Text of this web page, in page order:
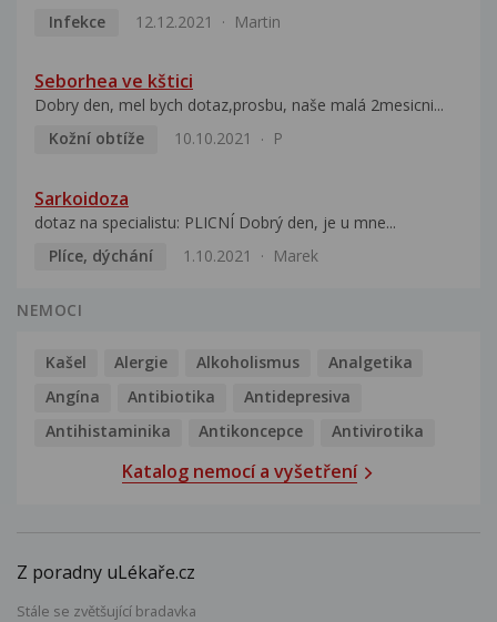
Infekce
12.12.2021 Martin
Seborhea ve kštici
Dobry den, mel bych dotaz,prosbu, naše malá 2mesicni...
Kožní obtíže
10.10.2021 P
Sarkoidoza
dotaz na specialistu: PLICNÍ Dobrý den, je u mne...
Plíce, dýchání
1.10.2021 Marek
NEMOCI
Kašel Alergie Alkoholismus
Analgetika
Angína
Antibiotika
Antidepresiva
Antihistaminika
Antikoncepce Antivirotika
Katalog nemocí a vyšetření
Z poradny uLékaře.cz
Stále se zvětšující bradavka